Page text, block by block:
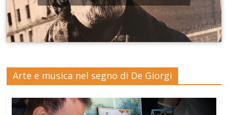
Arte e musica nel segno di De Giorgi